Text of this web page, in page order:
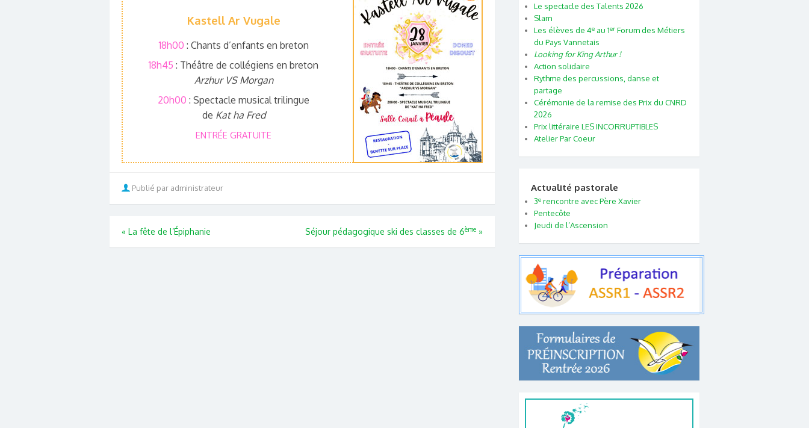
Kastell Ar Vugale
18h00 : Chants d’enfants en breton
18h45 : Théâtre de collégiens en breton
Arzhur VS Morgan
20h00 : Spectacle musical trilingue
de Kat ha Fred
ENTRÉE GRATUITE
Publié par administrateur
« La fête de l’Épiphanie Séjour pédagogique ski des classes de 6ème »
Le spectacle des Talents 2026
Slam
Les élèves de 4e au 1er Forum des Métiers
du Pays Vannetais
Looking for King Arthur !
Action solidaire
Rythme des percussions, danse et
partage
Cérémonie de la remise des Prix du CNRD
2026
Prix littéraire LES INCORRUPTIBLES
Atelier Par Coeur
Actualité pastorale
3e rencontre avec Père Xavier
Pentecôte
Jeudi de l’Ascension